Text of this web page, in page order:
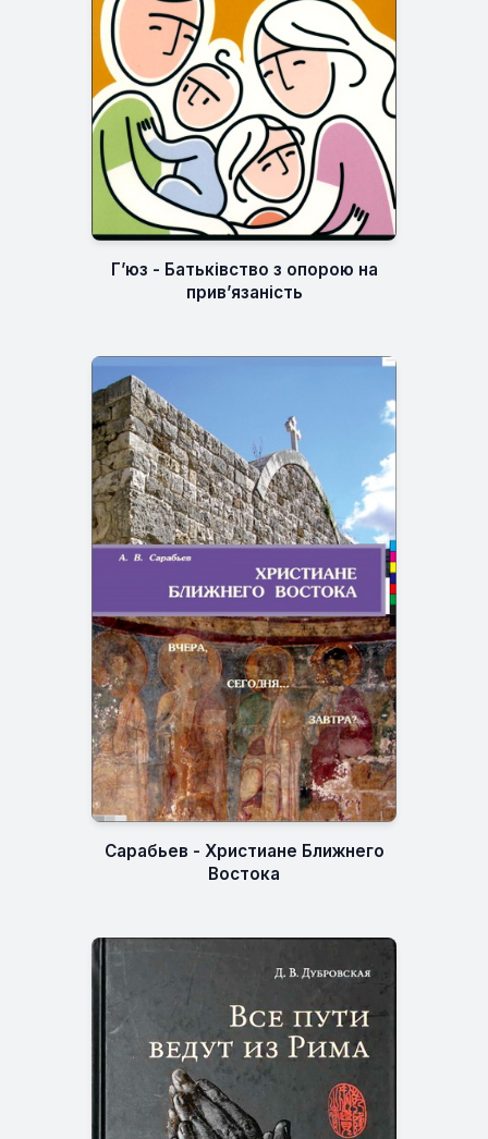
Г’юз - Батьківство з опорою на
прив’язаність
Сарабьев - Христиане Ближнего
Востока